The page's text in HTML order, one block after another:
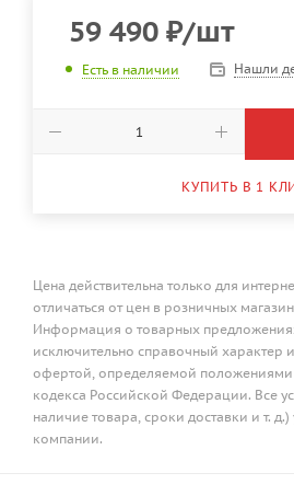
59 490 ₽/шт
Есть в наличии Нашли
КУПИТЬ В 1
Цена действительна только для
отличаться от цен в розничных
Информация о товарных
исключительно справочный характер
офертой, определяемой положениями
кодекса Российской Федерации. Все
наличие товара, сроки доставки и т.
компании.